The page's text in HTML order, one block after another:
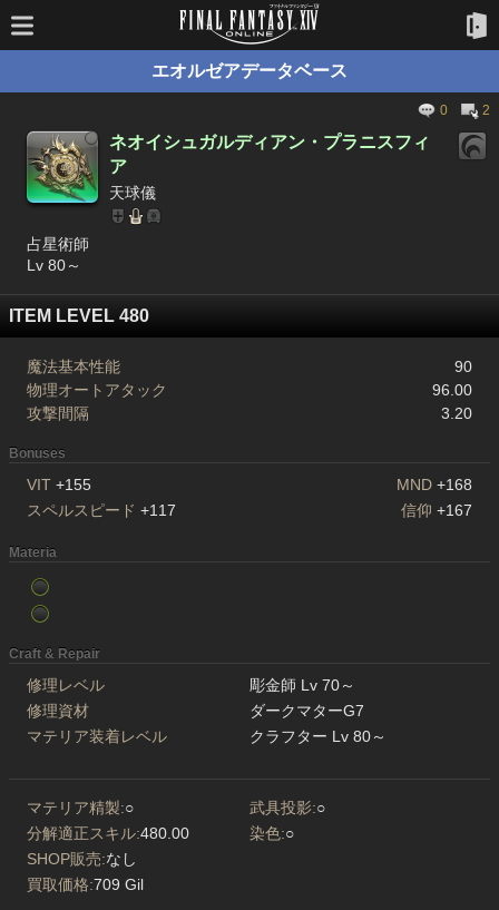
エオルゼアデータベース
0 2
ネオイシュガルディアン・プラニスフィ
ア
天球儀
占星術師
Lv 80～
ITEM LEVEL 480
魔法基本性能
90
物理オートアタック
96.00
攻撃間隔
3.20
Bonuses
VIT +155 MND +168
スペルスピード +117 信仰 +167
Materia
Craft & Repair
修理レベル
彫金師 Lv 70～
修理資材
ダークマターG7
マテリア装着レベル
クラフター Lv 80～
マテリア精製:○ 武具投影:○
分解適正スキル:480.00 染色:○
SHOP販売:なし
買取価格:709 Gil